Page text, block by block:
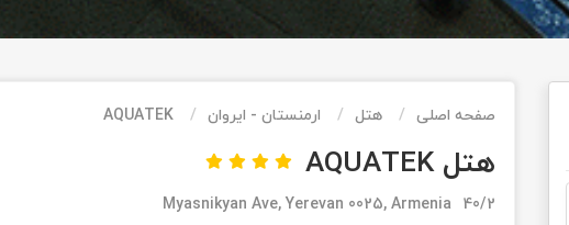
صفحه اصلی هتل ارمنستان - ایروان AQUATEK
هتل AQUATEK
40/2 Myasnikyan Ave, Yerevan 0025, Armenia